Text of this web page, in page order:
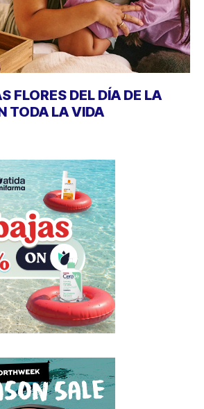
FLORES DEL DÍA DE LA
TODA LA VIDA